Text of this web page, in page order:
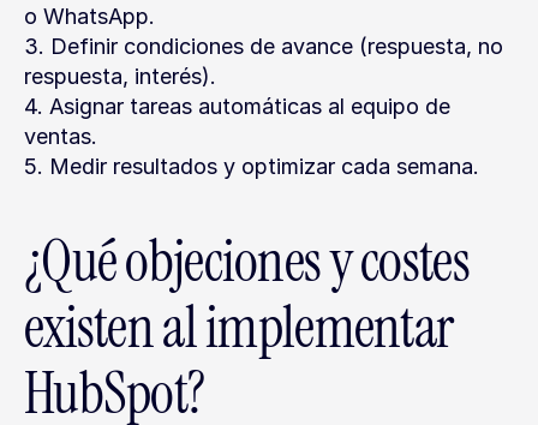
o WhatsApp.
3. Definir condiciones de avance (respuesta, no
respuesta, interés).
4. Asignar tareas automáticas al equipo de
ventas.
5. Medir resultados y optimizar cada semana.
¿Qué objeciones y costes
existen al implementar
HubSpot?